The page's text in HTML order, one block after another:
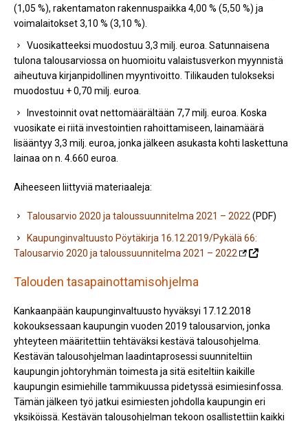
(1,05 %), rakentamaton rakennuspaikka 4,00 % (5,50 %) ja
voimalaitokset 3,10 % (3,10 %).
Vuosikatteeksi muodostuu 3,3 milj. euroa. Satunnaisena
tulona talousarviossa on huomioitu valaistusverkon myynnistä
aiheutuva kirjanpidollinen myyntivoitto. Tilikauden tulokseksi
muodostuu + 0,70 milj. euroa.
Investoinnit ovat nettomäärältään 7,7 milj. euroa. Koska
vuosikate ei riitä investointien rahoittamiseen, lainamäärä
lisääntyy 3,3 milj. euroa, jonka jälkeen asukasta kohti laskettuna
lainaa on n. 4.660 euroa.
Aiheeseen liittyviä materiaaleja:
Talousarvio 2020 ja taloussuunnitelma 2021 – 2022 (PDF)
Kaupunginvaltuusto Pöytäkirja 16.12.2019/Pykälä 66:
Talousarvio 2020 ja taloussuunnitelma 2021 – 2022
Talouden tasapainottamisohjelma
Kankaanpään kaupunginvaltuusto hyväksyi 17.12.2018
kokouksessaan kaupungin vuoden 2019 talousarvion, jonka
yhteyteen määritettiin tehtäväksi kestävä talousohjelma.
Kestävän talousohjelman laadintaprosessi suunniteltiin
kaupungin johtoryhmän toimesta ja sitä esiteltiin kaikille
kaupungin esimiehille tammikuussa pidetyssä esimiesinfossa.
Tämän jälkeen työ jatkui esimiesten johdolla kaupungin eri
yksiköissä. Kestävän talousohjelman tekoon osallistettiin kaikki